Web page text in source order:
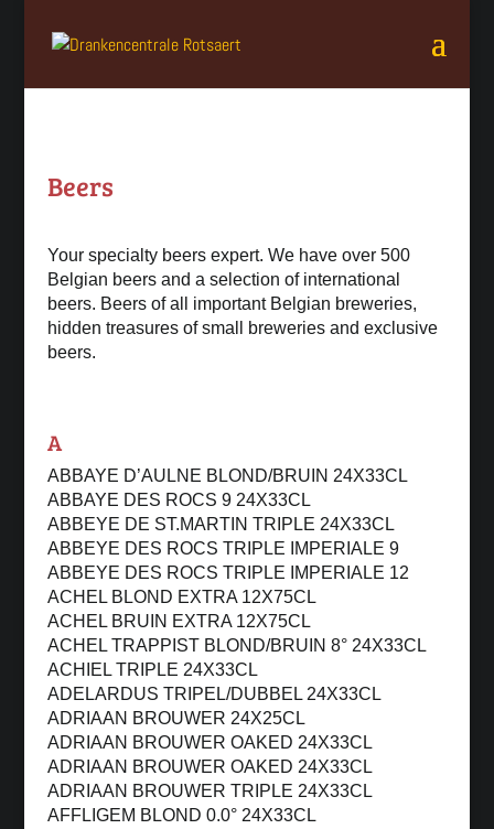
Beers
Your specialty beers expert. We have over 500
Belgian beers and a selection of international
beers. Beers of all important Belgian breweries,
hidden treasures of small breweries and exclusive
beers.
A
ABBAYE D’AULNE BLOND/BRUIN 24X33CL
ABBAYE DES ROCS 9 24X33CL
ABBEYE DE ST.MARTIN TRIPLE 24X33CL
ABBEYE DES ROCS TRIPLE IMPERIALE 9
ABBEYE DES ROCS TRIPLE IMPERIALE 12
ACHEL BLOND EXTRA 12X75CL
ACHEL BRUIN EXTRA 12X75CL
ACHEL TRAPPIST BLOND/BRUIN 8° 24X33CL
ACHIEL TRIPLE 24X33CL
ADELARDUS TRIPEL/DUBBEL 24X33CL
ADRIAAN BROUWER 24X25CL
ADRIAAN BROUWER OAKED 24X33CL
ADRIAAN BROUWER OAKED 24X33CL
ADRIAAN BROUWER TRIPLE 24X33CL
AFFLIGEM BLOND 0.0° 24X33CL